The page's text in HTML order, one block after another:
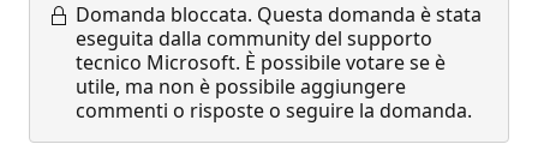
Domanda bloccata. Questa domanda è stata
eseguita dalla community del supporto
tecnico Microsoft. È possibile votare se è
utile, ma non è possibile aggiungere
commenti o risposte o seguire la domanda.